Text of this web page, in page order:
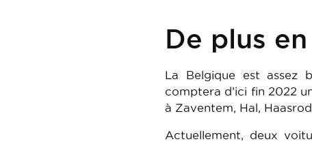
De plus
La Belgique est assez
comptera d’ici fin 2022
à Zaventem, Hal,
Actuellement, deux